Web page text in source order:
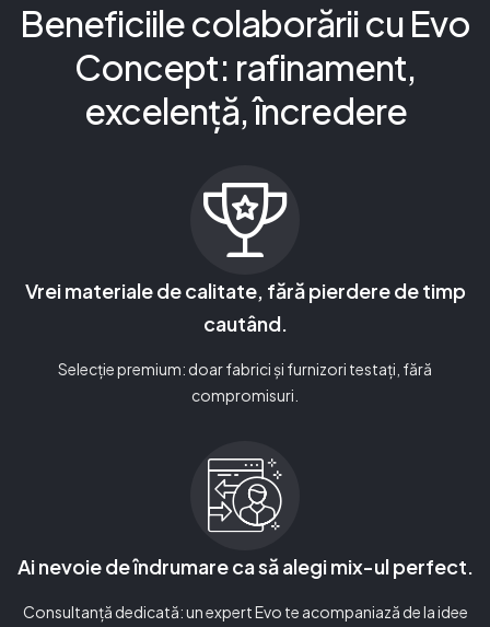
Beneficiile colaborării cu Evo
Concept: rafinament,
excelență, încredere
Vrei materiale de calitate, fără pierdere de timp
cautând.
Selecție premium: doar fabrici și furnizori testați, fără
compromisuri.
Ai nevoie de îndrumare ca să alegi mix-ul perfect.
Consultanță dedicată: un expert Evo te acompaniază de la idee